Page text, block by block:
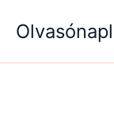
e
a
é
g
é
g